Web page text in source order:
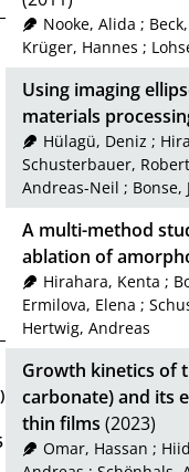
Nooke, Alida ;
Krüger, Hannes ;
Using imaging
materials
Hülagü, Deniz ;
Schusterbauer, Robert
Andreas-Neil ; Bonse,
A multi-method
ablation of
Hirahara, Kenta ;
Ermilova, Elena ;
Hertwig, Andreas
Growth kinetics of
carbonate) and its
thin films (2023)
Omar, Hassan ;